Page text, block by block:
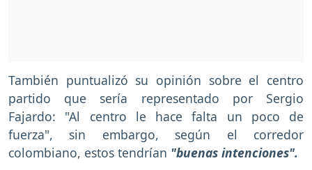
También puntualizó su opinión sobre el centro
partido que sería representado por Sergio
Fajardo: "Al centro le hace falta un poco de
fuerza", sin embargo, según el corredor
colombiano, estos tendrían "buenas intenciones".